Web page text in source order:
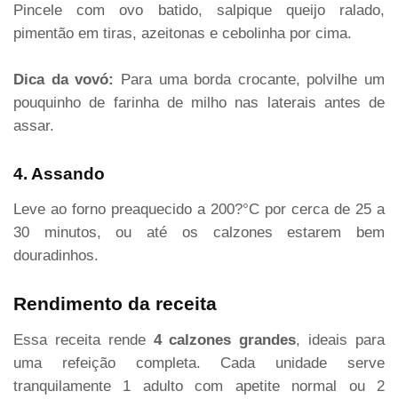
Pincele com ovo batido, salpique queijo ralado,
pimentão em tiras, azeitonas e cebolinha por cima.
Dica da vovó: Para uma borda crocante, polvilhe um
pouquinho de farinha de milho nas laterais antes de
assar.
4. Assando
Leve ao forno preaquecido a 200?°C por cerca de 25 a
30 minutos, ou até os calzones estarem bem
douradinhos.
Rendimento da receita
Essa receita rende 4 calzones grandes, ideais para
uma refeição completa. Cada unidade serve
tranquilamente 1 adulto com apetite normal ou 2